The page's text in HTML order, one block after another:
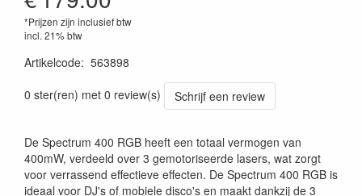
*Prijzen zijn inclusief btw
incl. 21% btw
Artikelcode: 563898
0 ster(ren) met 0 review(s)
Schrijf een review
De Spectrum 400 RGB heeft een totaal vermogen van
400mW, verdeeld over 3 gemotoriseerde lasers, wat zorgt
voor verrassend effectieve effecten. De Spectrum 400 RGB is
ideaal voor DJ's of mobiele disco's en maakt dankzij de 3